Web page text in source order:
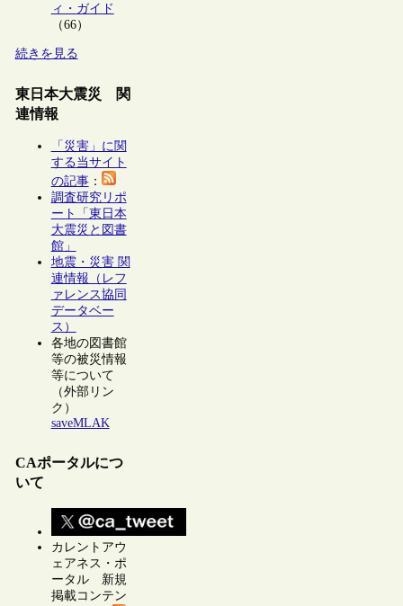
ィ・ガイド
（66）
続きを見る
東日本大震災 関
連情報
「災害」に関
する当サイト
の記事：
調査研究リポ
ート「東日本
大震災と図書
館」
地震・災害 関
連情報（レフ
ァレンス協同
データベー
ス）
各地の図書館
等の被災情報
等について
（外部リン
ク）
saveMLAK
CAポータルにつ
いて
カレントアウ
ェアネス・ポ
ータル 新規
掲載コンテン